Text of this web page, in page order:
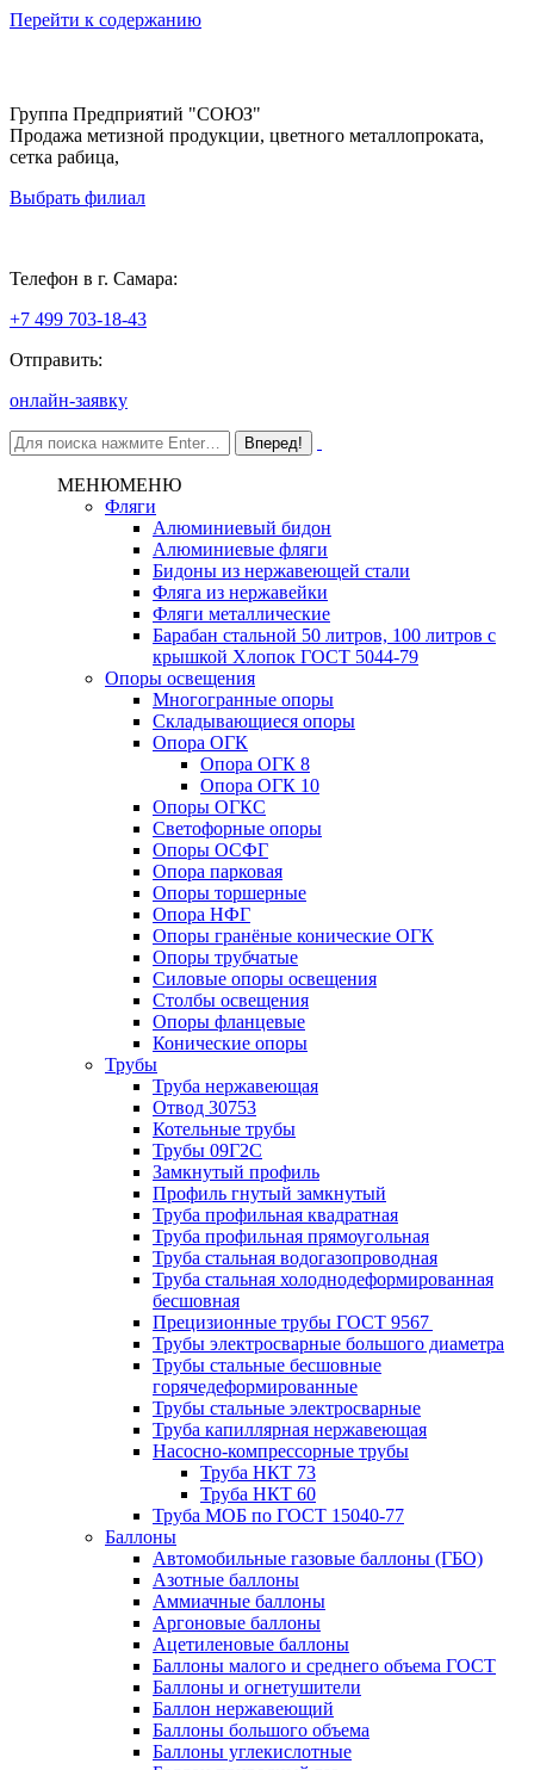
Перейти к содержанию
Группа Предприятий "СОЮЗ"
Продажа метизной продукции, цветного металлопроката,
сетка рабица,
Выбрать филиал
Телефон в г. Самара:
+7 499 703-18-43
Отправить:
онлайн-заявку
МЕНЮМЕНЮ
Фляги
Алюминиевый бидон
Алюминиевые фляги
Бидоны из нержавеющей стали
Фляга из нержавейки
Фляги металлические
Барабан стальной 50 литров, 100 литров с
крышкой Хлопок ГОСТ 5044-79
Опоры освещения
Многогранные опоры
Складывающиеся опоры
Опора ОГК
Опора ОГК 8
Опора ОГК 10
Опоры ОГКС
Светофорные опоры
Опоры ОСФГ
Опора парковая
Опоры торшерные
Опора НФГ
Опоры гранёные конические ОГК
Опоры трубчатые
Силовые опоры освещения
Столбы освещения
Опоры фланцевые
Конические опоры
Трубы
Труба нержавеющая
Отвод 30753
Котельные трубы
Трубы 09Г2С
Замкнутый профиль
Профиль гнутый замкнутый
Труба профильная квадратная
Труба профильная прямоугольная
Труба стальная водогазопроводная
Труба стальная холоднодеформированная
бесшовная
Прецизионные трубы ГОСТ 9567
Трубы электросварные большого диаметра
Трубы стальные бесшовные
горячедеформированные
Трубы стальные электросварные
Труба капиллярная нержавеющая
Насосно-компрессорные трубы
Труба НКТ 73
Труба НКТ 60
Труба МОБ по ГОСТ 15040-77
Баллоны
Автомобильные газовые баллоны (ГБО)
Азотные баллоны
Аммиачные баллоны
Аргоновые баллоны
Ацетиленовые баллоны
Баллоны малого и среднего объема ГОСТ
Баллоны и огнетушители
Баллон нержавеющий
Баллоны большого объема
Баллоны углекислотные